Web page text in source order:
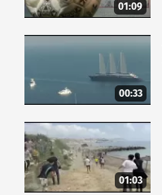
01:09
00:33
01:03